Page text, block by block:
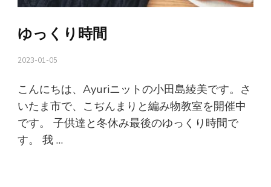
ゆっくり時間
2023-01-05
こんにちは、Ayuriニットの小田島綾美です。さ
いたま市で、こぢんまりと編み物教室を開催中
です。 子供達と冬休み最後のゆっくり時間で
す。 我 …